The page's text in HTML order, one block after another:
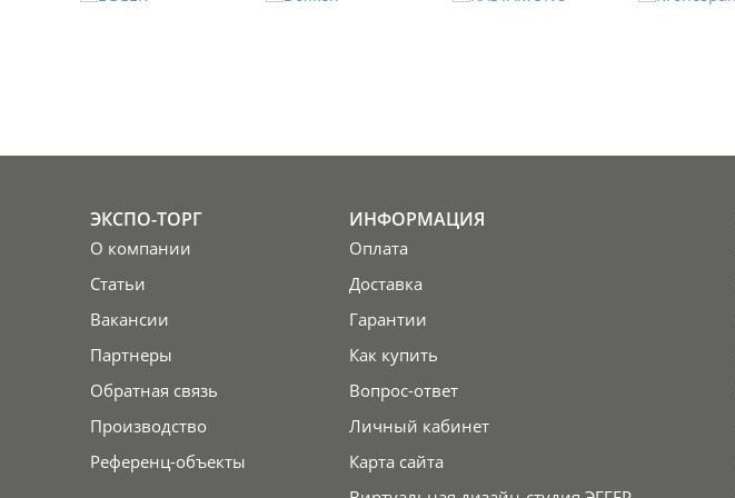
ЭКСПО-ТОРГ
О компании
Статьи
Вакансии
Партнеры
Обратная связь
Производство
Референц-объекты
ИНФОРМАЦИЯ
Оплата
Доставка
Гарантии
Как купить
Вопрос-ответ
Личный кабинет
Карта сайта